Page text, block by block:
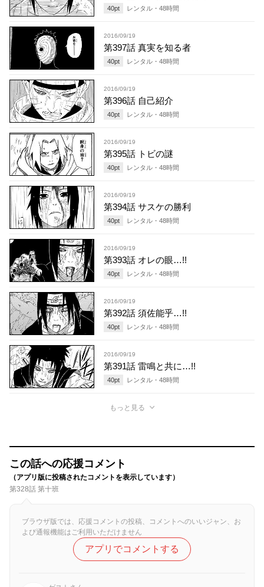
40pt レンタル・ 48時間
2016/09/19
第397話 真実を知る者
40pt レンタル・ 48時間
2016/09/19
第396話 自己紹介
40pt レンタル・ 48時間
2016/09/19
第395話 トビの謎
40pt レンタル・ 48時間
2016/09/19
第394話 サスケの勝利
40pt レンタル・ 48時間
2016/09/19
第393話 オレの眼…!!
40pt レンタル・ 48時間
2016/09/19
第392話 須佐能乎…!!
40pt レンタル・ 48時間
2016/09/19
第391話 雷鳴と共に…!!
40pt レンタル・ 48時間
もっと見る
この話への応援コメント
（アプリ版に投稿されたコメントを表示しています）
第328話 第十班
ブラウザ版では、応援コメントの投稿、コメントへのいいジャン、お
よび通報機能はご利用いただけません
アプリでコメントする